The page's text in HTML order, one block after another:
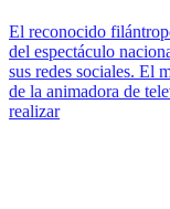
El reconocido
del espectáculo
sus redes sociales. El
de la animadora de
realizar